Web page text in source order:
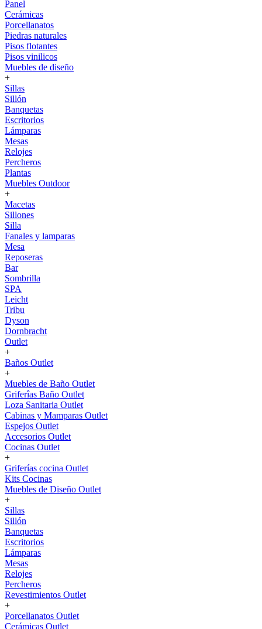
Panel
Cerámicas
Porcellanatos
Piedras naturales
Pisos flotantes
Pisos vinilicos
Muebles de diseño
+
Sillas
Sillón
Banquetas
Escritorios
Lámparas
Mesas
Relojes
Percheros
Plantas
Muebles Outdoor
+
Macetas
Sillones
Silla
Fanales y lamparas
Mesa
Reposeras
Bar
Sombrilla
SPA
Leicht
Tribu
Dyson
Dornbracht
Outlet
+
Baños Outlet
+
Muebles de Baño Outlet
Griferîas Baño Outlet
Loza Sanitaria Outlet
Cabinas y Mamparas Outlet
Espejos Outlet
Accesorios Outlet
Cocinas Outlet
+
Griferías cocina Outlet
Kits Cocinas
Muebles de Diseño Outlet
+
Sillas
Sillón
Banquetas
Escritorios
Lámparas
Mesas
Relojes
Percheros
Revestimientos Outlet
+
Porcellanatos Outlet
Cerámicas Outlet